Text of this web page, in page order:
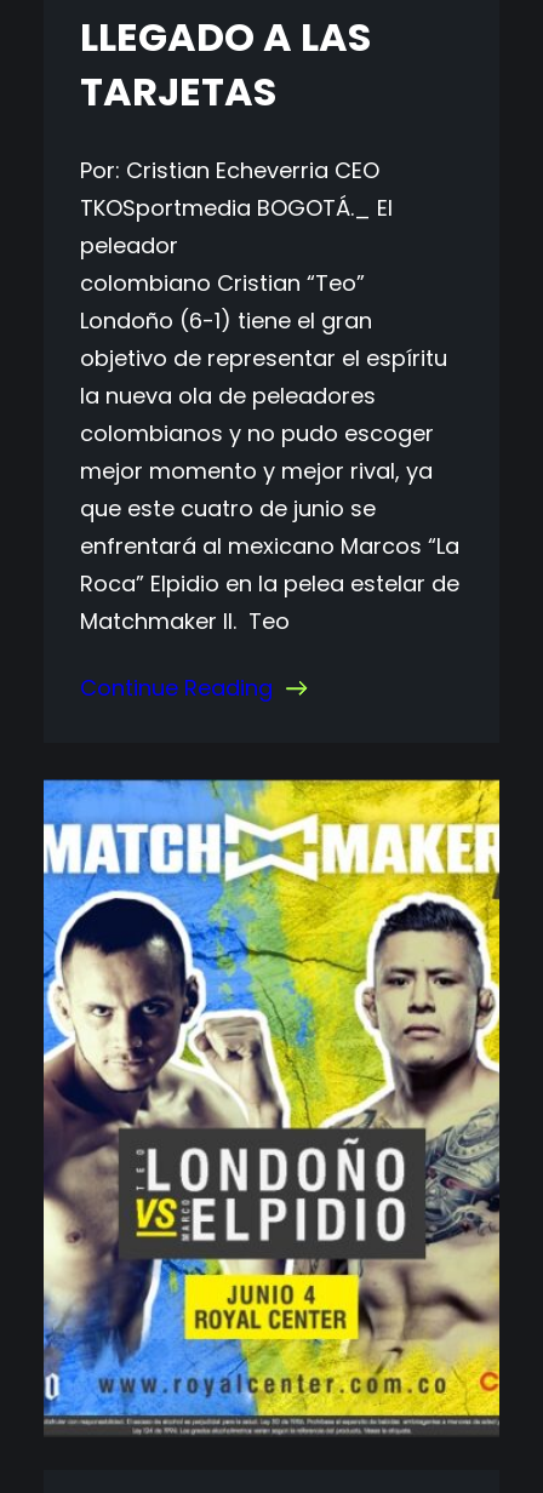
LLEGADO A LAS
TARJETAS
Por: Cristian Echeverria CEO
TKOSportmedia BOGOTÁ._ El
peleador
colombiano Cristian “Teo”
Londoño (6-1) tiene el gran
objetivo de representar el espíritu
la nueva ola de peleadores
colombianos y no pudo escoger
mejor momento y mejor rival, ya
que este cuatro de junio se
enfrentará al mexicano Marcos “La
Roca” Elpidio en la pelea estelar de
Matchmaker II. Teo
Continue Reading